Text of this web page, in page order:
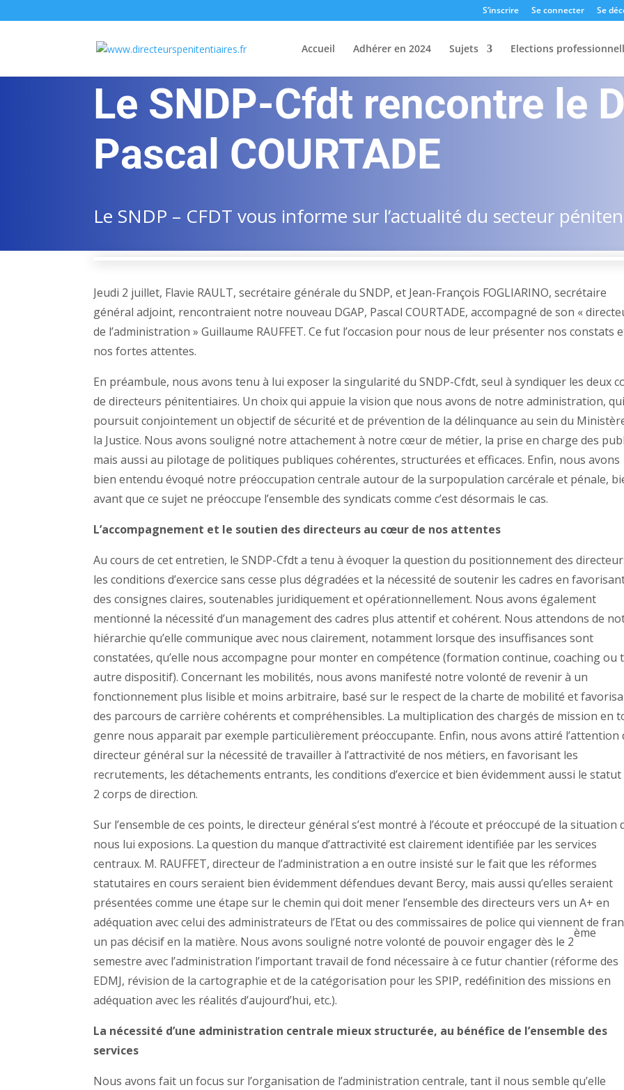
S’inscrire Se connecter Se
Accueil Adhérer en 2024 Sujets Elections
Le SNDP-Cfdt rencontre le
Pascal COURTADE
Le SNDP – CFDT vous informe sur l’actualité du secteur
Jeudi 2 juillet, Flavie RAULT, secrétaire générale du SNDP, et Jean-François FOGLIARINO, secrétaire
général adjoint, rencontraient notre nouveau DGAP, Pascal COURTADE, accompagné de son «
de l’administration » Guillaume RAUFFET. Ce fut l’occasion pour nous de leur présenter nos constats
nos fortes attentes.
En préambule, nous avons tenu à lui exposer la singularité du SNDP-Cfdt, seul à syndiquer les deux
de directeurs pénitentiaires. Un choix qui appuie la vision que nous avons de notre administration,
poursuit conjointement un objectif de sécurité et de prévention de la délinquance au sein du
la Justice. Nous avons souligné notre attachement à notre cœur de métier, la prise en charge des
mais aussi au pilotage de politiques publiques cohérentes, structurées et efficaces. Enfin, nous avons
bien entendu évoqué notre préoccupation centrale autour de la surpopulation carcérale et pénale,
avant que ce sujet ne préoccupe l’ensemble des syndicats comme c’est désormais le cas.
L’accompagnement et le soutien des directeurs au cœur de nos attentes
Au cours de cet entretien, le SNDP-Cfdt a tenu à évoquer la question du positionnement des
les conditions d’exercice sans cesse plus dégradées et la nécessité de soutenir les cadres en
des consignes claires, soutenables juridiquement et opérationnellement. Nous avons également
mentionné la nécessité d’un management des cadres plus attentif et cohérent. Nous attendons de
hiérarchie qu’elle communique avec nous clairement, notamment lorsque des insuffisances sont
constatées, qu’elle nous accompagne pour monter en compétence (formation continue, coaching ou
autre dispositif). Concernant les mobilités, nous avons manifesté notre volonté de revenir à un
fonctionnement plus lisible et moins arbitraire, basé sur le respect de la charte de mobilité et
des parcours de carrière cohérents et compréhensibles. La multiplication des chargés de mission en
genre nous apparait par exemple particulièrement préoccupante. Enfin, nous avons attiré l’attention
directeur général sur la nécessité de travailler à l’attractivité de nos métiers, en favorisant les
recrutements, les détachements entrants, les conditions d’exercice et bien évidemment aussi le statut
2 corps de direction.
Sur l’ensemble de ces points, le directeur général s’est montré à l’écoute et préoccupé de la situation
nous lui exposions. La question du manque d’attractivité est clairement identifiée par les services
centraux. M. RAUFFET, directeur de l’administration a en outre insisté sur le fait que les réformes
statutaires en cours seraient bien évidemment défendues devant Bercy, mais aussi qu’elles seraient
présentées comme une étape sur le chemin qui doit mener l’ensemble des directeurs vers un A+ en
adéquation avec celui des administrateurs de l’Etat ou des commissaires de police qui viennent de
un pas décisif en la matière. Nous avons souligné notre volonté de pouvoir engager dès le 2
ème
semestre avec l’administration l’important travail de fond nécessaire à ce futur chantier (réforme des
EDMJ, révision de la cartographie et de la catégorisation pour les SPIP, redéfinition des missions en
adéquation avec les réalités d’aujourd’hui, etc.).
La nécessité d’une administration centrale mieux structurée, au bénéfice de l’ensemble des
services
Nous avons fait un focus sur l’organisation de l’administration centrale, tant il nous semble qu’elle